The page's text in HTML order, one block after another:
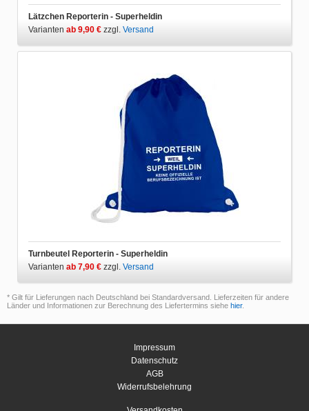
Lätzchen Reporterin - Superheldin
Varianten ab 9,90 € zzgl. Versand
Turnbeutel Reporterin - Superheldin
Varianten ab 7,90 € zzgl. Versand
* Gilt für Lieferungen nach Deutschland bei Standardversand. Lieferzeiten für andere
Länder und Informationen zur Berechnung des Liefertermins siehe hier.
Impressum
Datenschutz
AGB
Widerrufsbelehrung